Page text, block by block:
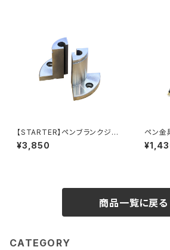
【STARTER】ペンブランクジョ
ー 100mmチャックV2用
¥3,850
ペン金
ップ式
商品一覧に戻る
CATEGORY